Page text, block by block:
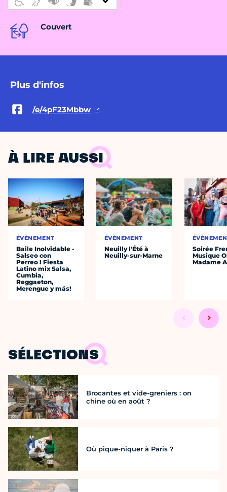
Couvert
Plus d'infos
/e/4pF23Mbbw
À LIRE AUSSI
ÉVÈNEMENT
Baile Inolvidable -
Salseo con
Perreo ! Fiesta
Latino mix Salsa,
Cumbia,
Reggaeton,
Merengue y más!
ÉVÈNEMENT
Neuilly l'Été à
Neuilly-sur-Marne
Soirée
Musique
Madame
SÉLECTIONS
Brocantes et vide-greniers : on
chine où en août ?
Où pique-niquer à Paris ?